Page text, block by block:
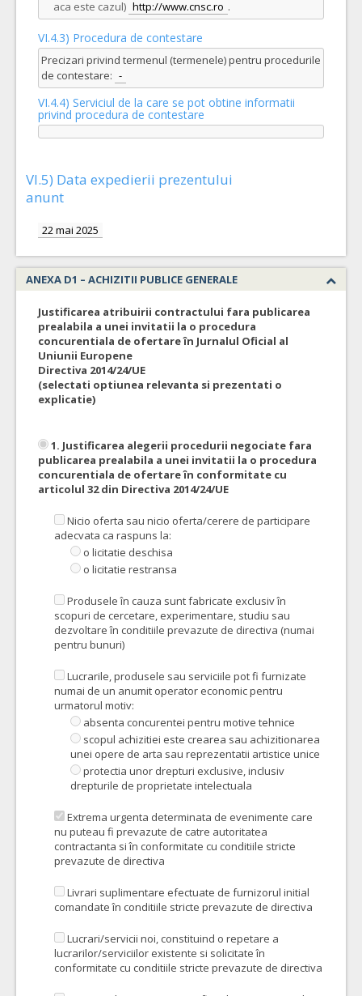
aca este cazul) http://www.cnsc.ro .
VI.4.3) Procedura de contestare
Precizari privind termenul (termenele) pentru procedurile
de contestare: -
VI.4.4) Serviciul de la care se pot obtine informatii
privind procedura de contestare
VI.5) Data expedierii prezentului
anunt
22 mai 2025
ANEXA D1 – ACHIZITII PUBLICE GENERALE
Justificarea atribuirii contractului fara publicarea
prealabila a unei invitatii la o procedura
concurentiala de ofertare în Jurnalul Oficial al
Uniunii Europene
Directiva 2014/24/UE
(selectati optiunea relevanta si prezentati o
explicatie)
1. Justificarea alegerii procedurii negociate fara
publicarea prealabila a unei invitatii la o procedura
concurentiala de ofertare în conformitate cu
articolul 32 din Directiva 2014/24/UE
Nicio oferta sau nicio oferta/cerere de participare
adecvata ca raspuns la:
o licitatie deschisa
o licitatie restransa
Produsele în cauza sunt fabricate exclusiv în
scopuri de cercetare, experimentare, studiu sau
dezvoltare în conditiile prevazute de directiva (numai
pentru bunuri)
Lucrarile, produsele sau serviciile pot fi furnizate
numai de un anumit operator economic pentru
urmatorul motiv:
absenta concurentei pentru motive tehnice
scopul achizitiei este crearea sau achizitionarea
unei opere de arta sau reprezentatii artistice unice
protectia unor drepturi exclusive, inclusiv
drepturile de proprietate intelectuala
Extrema urgenta determinata de evenimente care
nu puteau fi prevazute de catre autoritatea
contractanta si în conformitate cu conditiile stricte
prevazute de directiva
Livrari suplimentare efectuate de furnizorul initial
comandate în conditiile stricte prevazute de directiva
Lucrari/servicii noi, constituind o repetare a
lucrarilor/serviciilor existente si solicitate în
conformitate cu conditiile stricte prevazute de directiva